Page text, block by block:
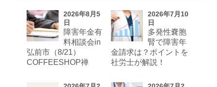
2026年8月5
日
障害年金有
料相談会in
弘前市（8/21）
COFFEESHOP禅
2026年7月10
日
多発性嚢胞
腎で障害年
金請求は？ポイントを
社労士が解説！